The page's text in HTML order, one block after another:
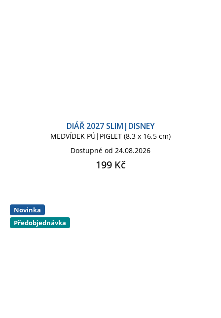
DIÁŘ 2027 SLIM|DISNEY
MEDVÍDEK PÚ|PIGLET (8,3 x 16,5 cm)
Dostupné od 24.08.2026
199 Kč
Novinka
Předobjednávka